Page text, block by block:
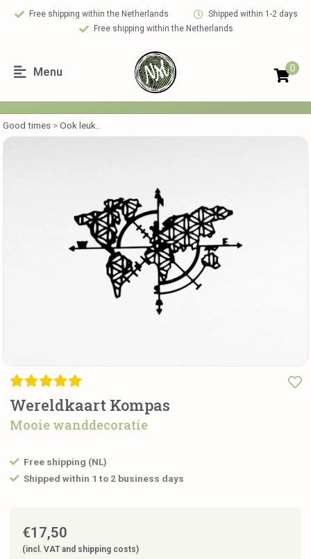
Free shipping within the Netherlands
Shipped within 1-2 days
Free shipping within the Netherlands
Menu 0
Good times >Ook leuk..
Wereldkaart Kompas
Mooie wanddecoratie
Free shipping (NL)
Shipped within 1 to 2 business days
€17,50
(incl. VAT and shipping costs)